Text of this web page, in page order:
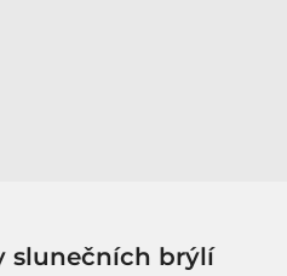
slunečních brýlí